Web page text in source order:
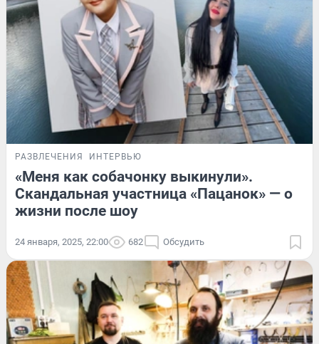
РАЗВЛЕЧЕНИЯ ИНТЕРВЬЮ
«Меня как собачонку выкинули».
Скандальная участница «Пацанок» — о
жизни после шоу
24 января, 2025, 22:00 682 Обсудить